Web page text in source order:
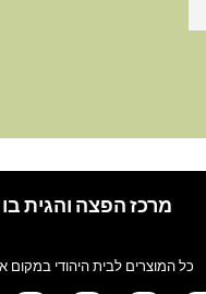
מרכז הפצה והגית בו
כל המוצרים לבית היהודי במקום אחד